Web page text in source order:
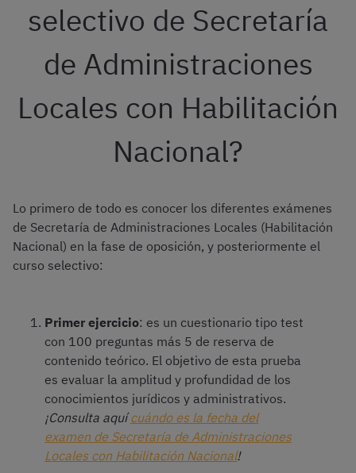
selectivo de Secretaría
de Administraciones
Locales con Habilitación
Nacional?
Lo primero de todo es conocer los diferentes exámenes
de Secretaría de Administraciones Locales (Habilitación
Nacional) en la fase de oposición, y posteriormente el
curso selectivo:
Primer ejercicio: es un cuestionario tipo test
con 100 preguntas más 5 de reserva de
contenido teórico. El objetivo de esta prueba
es evaluar la amplitud y profundidad de los
conocimientos jurídicos y administrativos.
¡Consulta aquícuándo es la fecha del
examen de Secretaría de Administraciones
Locales con Habilitación Nacional!